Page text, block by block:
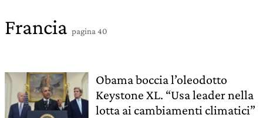
Francia pagina 40
Obama boccia l’oleodotto
Keystone XL. “Usa leader nella
lotta ai cambiamenti climatici”